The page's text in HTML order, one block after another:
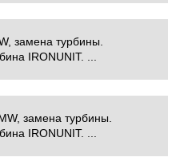
замена турбины.
IRONUNIT. ...
замена турбины.
IRONUNIT. ...